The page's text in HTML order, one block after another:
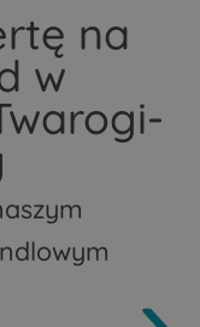
na
w